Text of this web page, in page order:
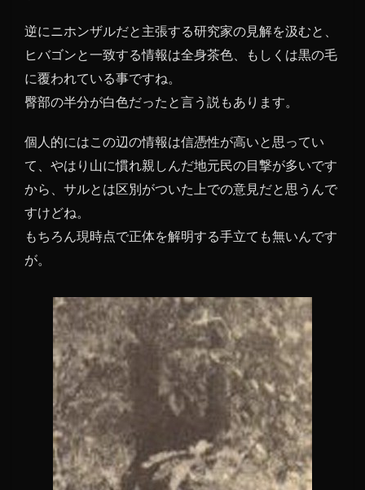
逆にニホンザルだと主張する研究家の見解を汲むと、
ヒバゴンと一致する情報は全身茶色、もしくは黒の毛
に覆われている事ですね。
臀部の半分が白色だったと言う説もあります。
個人的にはこの辺の情報は信憑性が高いと思ってい
て、やはり山に慣れ親しんだ地元民の目撃が多いです
から、サルとは区別がついた上での意見だと思うんで
すけどね。
もちろん現時点で正体を解明する手立ても無いんです
が。